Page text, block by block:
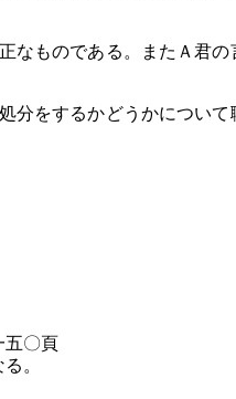
ものである。またＡ君
をするかどうかについ
〇頁
。